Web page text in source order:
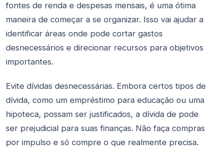
fontes de renda e despesas mensais, é uma ótima
maneira de começar a se organizar. Isso vai ajudar a
identificar áreas onde pode cortar gastos
desnecessários e direcionar recursos para objetivos
importantes.
Evite dívidas desnecessárias. Embora certos tipos de
dívida, como um empréstimo para educação ou uma
hipoteca, possam ser justificados, a dívida de pode
ser prejudicial para suas finanças. Não faça compras
por impulso e só compre o que realmente precisa.